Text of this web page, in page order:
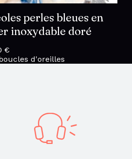
perles bleues en
inoxydable doré
€
d'oreilles